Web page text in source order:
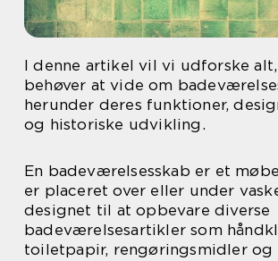
I denne artikel vil vi udforske
behøver at vide om
herunder deres funktioner,
og historiske udvikling.
En badeværelsesskab er et
er placeret over eller under
designet til at opbevare diverse
badeværelsesartikler som
toiletpapir, rengøringsmidler og